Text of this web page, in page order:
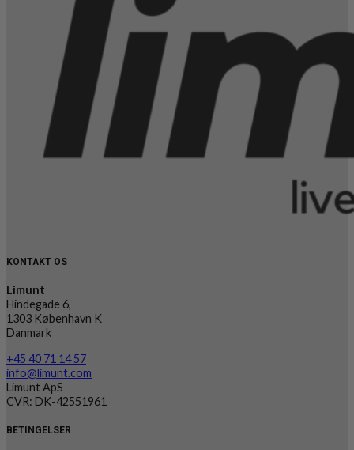
KONTAKT OS
Limunt
Hindegade 6,
1303 København K
Danmark
+45 40 71 14 57
info@limunt.com
Limunt ApS
CVR: DK-42551961
BETINGELSER